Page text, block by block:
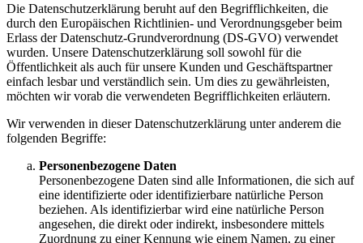
Die Datenschutzerklärung beruht auf den Begrifflichkeiten, die
durch den Europäischen Richtlinien- und Verordnungsgeber beim
Erlass der Datenschutz-Grundverordnung (DS-GVO) verwendet
wurden. Unsere Datenschutzerklärung soll sowohl für die
Öffentlichkeit als auch für unsere Kunden und Geschäftspartner
einfach lesbar und verständlich sein. Um dies zu gewährleisten,
möchten wir vorab die verwendeten Begrifflichkeiten erläutern.
Wir verwenden in dieser Datenschutzerklärung unter anderem die
folgenden Begriffe:
Personenbezogene Daten
Personenbezogene Daten sind alle Informationen, die sich auf
eine identifizierte oder identifizierbare natürliche Person
beziehen. Als identifizierbar wird eine natürliche Person
angesehen, die direkt oder indirekt, insbesondere mittels
Zuordnung zu einer Kennung wie einem Namen, zu einer